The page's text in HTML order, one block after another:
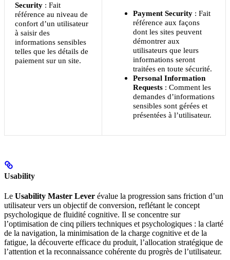
Security : Fait
référence au niveau de
confort d’un utilisateur
à saisir des
informations sensibles
telles que les détails de
paiement sur un site.
Payment Security : Fait
référence aux façons
dont les sites peuvent
démontrer aux
utilisateurs que leurs
informations seront
traitées en toute sécurité.
Personal Information
Requests : Comment les
demandes d’informations
sensibles sont gérées et
présentées à l’utilisateur.
Usability
Le Usability Master Lever évalue la progression sans friction d’un
utilisateur vers un objectif de conversion, reflétant le concept
psychologique de fluidité cognitive. Il se concentre sur
l’optimisation de cinq piliers techniques et psychologiques : la clarté
de la navigation, la minimisation de la charge cognitive et de la
fatigue, la découverte efficace du produit, l’allocation stratégique de
l’attention et la reconnaissance cohérente du progrès de l’utilisateur.